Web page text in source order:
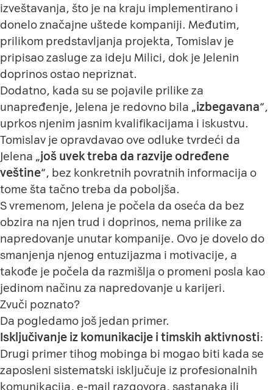
izveštavanja, što je na kraju implementirano i
donelo značajne uštede kompaniji. Međutim,
prilikom predstavljanja projekta, Tomislav je
pripisao zasluge za ideju Milici, dok je Jelenin
doprinos ostao nepriznat.
Dodatno, kada su se pojavile prilike za
unapređenje, Jelena je redovno bila „izbegavana“,
uprkos njenim jasnim kvalifikacijama i iskustvu.
Tomislav je opravdavao ove odluke tvrdeći da
Jelena „još uvek treba da razvije određene
veštine“, bez konkretnih povratnih informacija o
tome šta tačno treba da poboljša.
S vremenom, Jelena je počela da oseća da bez
obzira na njen trud i doprinos, nema prilike za
napredovanje unutar kompanije. Ovo je dovelo do
smanjenja njenog entuzijazma i motivacije, a
takođe je počela da razmišlja o promeni posla kao
jedinom načinu za napredovanje u karijeri.
Zvuči poznato?
Da pogledamo još jedan primer.
Isključivanje iz komunikacije i timskih aktivnosti:
Drugi primer tihog mobinga bi mogao biti kada se
zaposleni sistematski isključuje iz profesionalnih
komunikacija, e-mail razgovora, sastanaka ili